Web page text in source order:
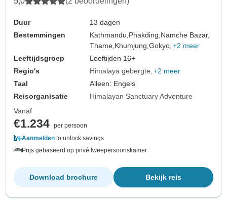
Duur
13 dagen
Bestemmingen
Kathmandu, Phakding, Namche Bazar,
Thame, Khumjung,Gokyo, +2 meer
Leeftijdsgroep
Leeftijden 16+
Regio's
Himalaya gebergte +2 meer
Taal
Alleen: Engels
Reisorganisatie
Himalayan Sanctuary Adventure
Vanaf
€1.234 per persoon
Aanmelden to unlock savings
Prijs gebaseerd op privé tweepersoonskamer
Bekijk reis
Download brochure